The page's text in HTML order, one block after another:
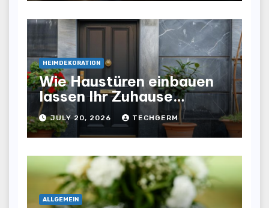
HEIMDEKORATION
Wie Haustüren einbauen
lassen Ihr Zuhause
optisch und funktional
aufwertet
JULY 20, 2026 TECHGERM
ALLGEMEIN